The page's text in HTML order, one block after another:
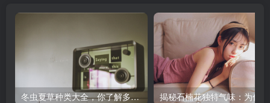
冬虫夏草种类大全，你了解多少？